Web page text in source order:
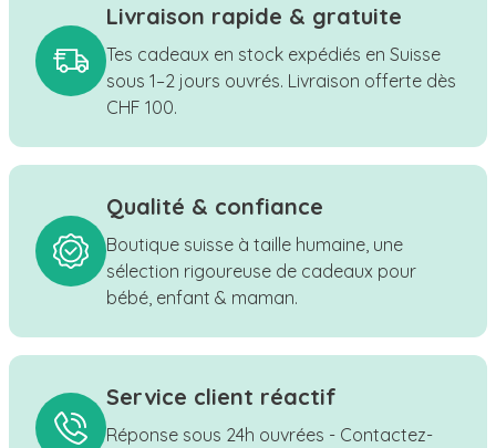
Livraison rapide & gratuite
Tes cadeaux en stock expédiés en Suisse
sous 1–2 jours ouvrés. Livraison offerte dès
CHF 100.
Qualité & confiance
Boutique suisse à taille humaine, une
sélection rigoureuse de cadeaux pour
bébé, enfant & maman.
Service client réactif
Réponse sous 24h ouvrées - Contactez-